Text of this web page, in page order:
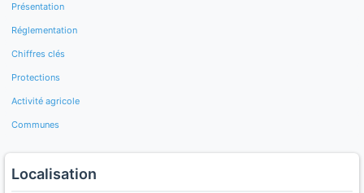
Présentation
Réglementation
Chiffres clés
Protections
Activité agricole
Communes
Localisation